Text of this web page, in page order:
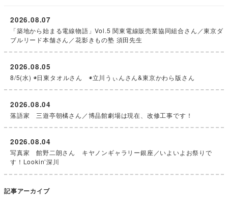
「築地から始まる電線物語」Vol.5 関東電線販売業協同組合さん／東京ダ
ブルリード本舗さん／花影きもの塾 須田先生
2026.08.07
8/5(水) ◉日東タオルさん ◉立川うぃんさん&東京かわら版さん
2026.08.05
落語家 三遊亭朝橘さん／博品館劇場は現在、改修工事です！
2026.08.04
写真家 館野二朗さん キヤノンギャラリー銀座／いよいよお祭りで
す！Lookin’深川
2026.08.04
記事アーカイブ